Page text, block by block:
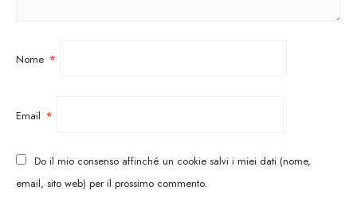
Nome *
Email *
Do il mio consenso affinché un cookie salvi i miei dati (nome,
email, sito web) per il prossimo commento.